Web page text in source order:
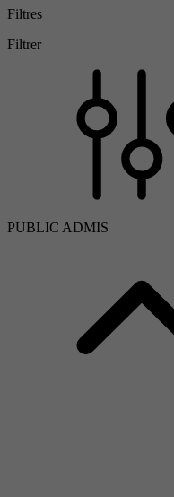
Filtres
Filtrer
PUBLIC ADMIS